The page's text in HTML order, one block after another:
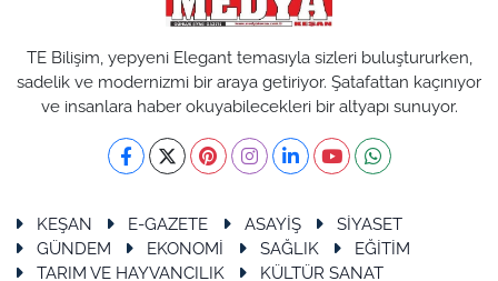
TE Bilişim, yepyeni Elegant temasıyla sizleri buluştururken,
sadelik ve modernizmi bir araya getiriyor. Şatafattan kaçınıyor
ve insanlara haber okuyabilecekleri bir altyapı sunuyor.
KEŞAN E-GAZETE ASAYİŞ
SİYASET
GÜNDEM
EKONOMİ SAĞLIK
EĞİTİM
TARIM VE HAYVANCILIK
KÜLTÜR SANAT